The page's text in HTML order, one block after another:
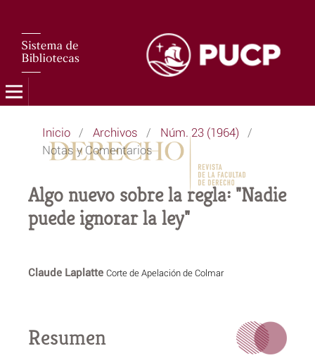
Inicio / Archivos / Núm. 23 (1964) /
Notas y Comentarios
Algo nuevo sobre la regla: "Nadie
puede ignorar la ley"
Claude Laplatte Corte de Apelación de Colmar
Resumen